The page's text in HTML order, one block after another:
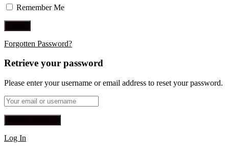
Remember Me
Forgotten Password?
Retrieve your password
Please enter your username or email address to reset your password.
Log In